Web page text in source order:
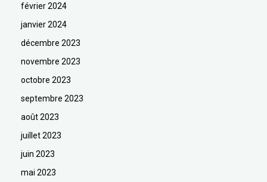
février 2024
janvier 2024
décembre 2023
novembre 2023
octobre 2023
septembre 2023
août 2023
juillet 2023
juin 2023
mai 2023